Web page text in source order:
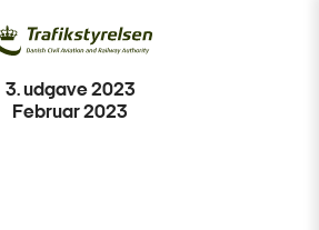
3. udgave 2023
Februar 2023